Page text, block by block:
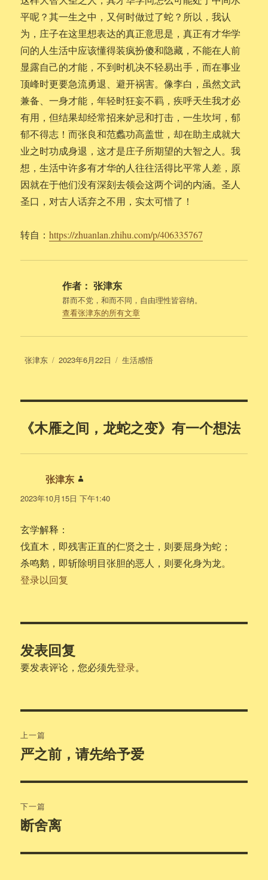
平呢？其一生之中，又何时做过了蛇？所以，我认
为，庄子在这里想表达的真正意思是，真正有才华学
问的人生活中应该懂得装疯扮傻和隐藏，不能在人前
显露自己的才能，不到时机决不轻易出手，而在事业
顶峰时更要急流勇退、避开祸害。像李白，虽然文武
兼备、一身才能，年轻时狂妄不羁，疾呼天生我才必
有用，但结果却经常招来妒忌和打击，一生坎坷，郁
郁不得志！而张良和范蠡功高盖世，却在助主成就大
业之时功成身退，这才是庄子所期望的大智之人。我
想，生活中许多有才华的人往往活得比平常人差，原
因就在于他们没有深刻去领会这两个词的内涵。圣人
圣口，对古人话弃之不用，实太可惜了！
转自：https://zhuanlan.zhihu.com/p/406335767
作者： 张津东
群而不党，和而不同，自由理性皆容纳。
查看张津东的所有文章
作
张津东
发
2023年6月22日
分
生活感悟
《木雁之间，龙蛇之变》有一个想法
张津东
道：
2023年10月15日 下午1:40
玄学解释：
伐直木，即残害正直的仁贤之士，则要屈身为蛇；
杀鸣鹅，即斩除明目张胆的恶人，则要化身为龙。
登录以回复
发表回复
要发表评论，您必须先登录。
章
航
上一篇
上
文
章：
严之前，请先给予爱
下一篇
下
文
断舍离